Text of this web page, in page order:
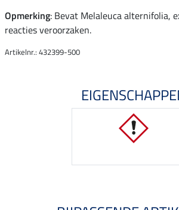
Opmerking: Bevat Melaleuca alternifolia,
reacties veroorzaken.
Artikelnr.: 432399-500